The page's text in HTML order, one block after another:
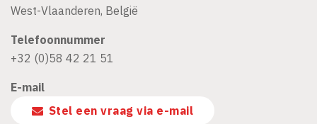
West-Vlaanderen, België
Telefoonnummer
+32 (0)58 42 21 51
E-mail
Stel een vraag via e-mail